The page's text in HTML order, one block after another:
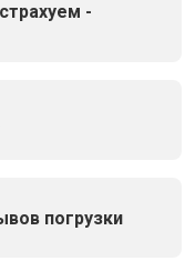
-
погрузки